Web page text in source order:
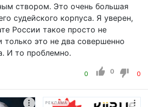
створом. Это очень большая
судейского корпуса. Я уверен,
России такое просто не
только это не два совершенно
И то проблемно.
0 0 0
РЕКЛАМА